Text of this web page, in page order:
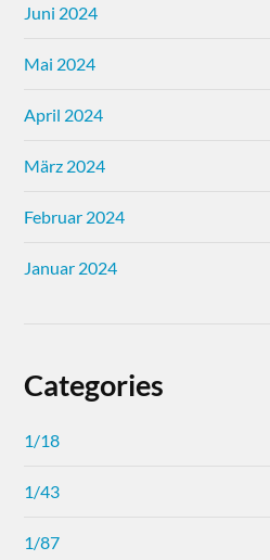
Juni 2024
Mai 2024
April 2024
März 2024
Februar 2024
Januar 2024
Categories
1/18
1/43
1/87